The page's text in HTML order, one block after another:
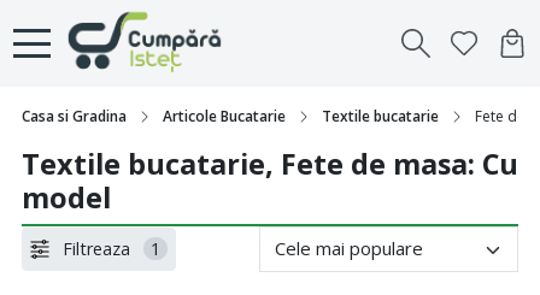
Casa si Gradina Articole Bucatarie Textile bucatarie Fete de
Textile bucatarie, Fete de masa: Cu
model
Filtreaza 1